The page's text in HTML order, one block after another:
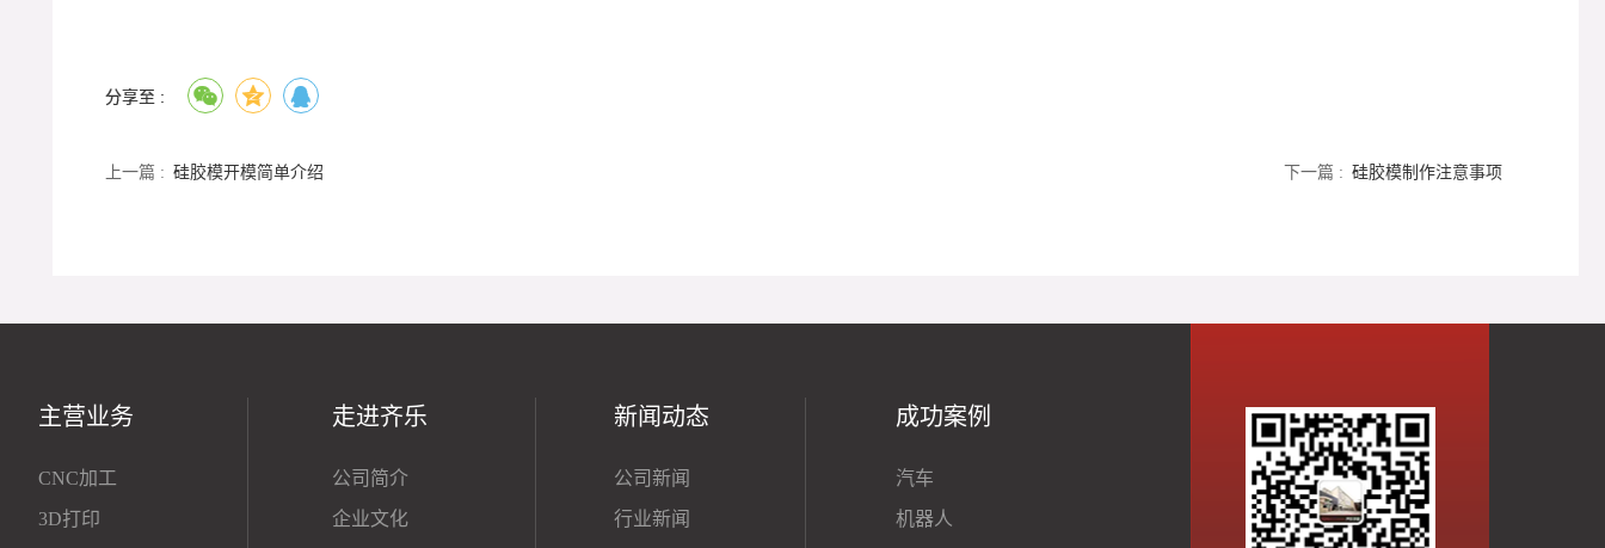
分享至 :
上一篇 : 硅胶模开模简单介绍 下一篇 : 硅胶模制作注意事项
主营业务
CNC加工
3D打印
走进齐乐
公司简介
企业文化
新闻动态
公司新闻
行业新闻
成功案例
汽车
机器人